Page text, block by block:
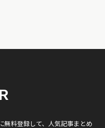
無料登録して、人気記事まとめ